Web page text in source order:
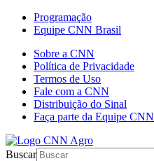
Programação
Equipe CNN Brasil
Sobre a CNN
Política de Privacidade
Termos de Uso
Fale com a CNN
Distribuição do Sinal
Faça parte da Equipe CNN
Buscar